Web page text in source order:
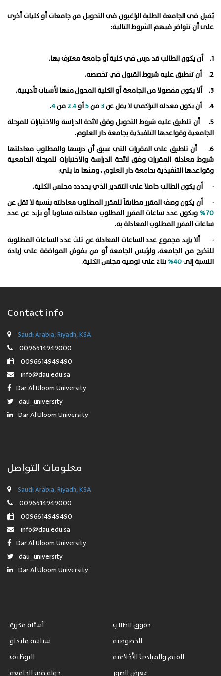
يُقبل في الجامعة الطلبة الراغبون في التحويل من جامعات أو كليات أخرى
على أن تتوافر فيهم الشروط التالية:
1. أن يكون الطالب قد درس في كلية أو جامعة معترف بها.
2. أن تنطبق عليه شروط القبول في تخصصه.
3. ألا يكون مفصولا من الجامعة أو الكلية المحول منها لأسباب تأديبية.
4. أن يكون معدله التراكمي لا يقل عن
3من5أو2.4من4
.
5. أن تنطبق عليه شروط التحويل وفق لائحة الدراسة والاختبارات للمرحلة
الجامعية وقواعدها التنفيذية بجامعة دار العلوم.
6. أن تنطبق على المقررات التي سبق أن درسها والمطلوب معادلتها
شروط معادلة المقررات وفق لائحة الدراسة والاختبارات للمرحلة الجامعية
وقواعدها التنفيذية بجامعة دار العلوم ، ومنها ما يلي:
· أن يكون الطالب حاصلا على التقدير الذي يحدده مجلس الكلية.
· أن يكون وصف المقرر مطابقاً للمقرر المطلوب معادلته بنسبة لا تقل عن
70%
ويكون عدد ساعات المقرر المطلوب معادلته مساويا أو يزيد عن عدد
ساعات المقرر المطلوب المعادلة به.
· ألا يزيد مجموع عدد الساعات المعادلة عن ثلث عدد الساعات المطلوبة
للتخرج من الجامعة، ولرئيس الجامعة أو من يفوض الموافقة على زيادة
النسبة إلى40% بناءً على توصيه مجلس الكلية.
Contact info
Saudi Arabia, Riyadh, KSA
0096614949000
0096614949490
info@dau.edu.sa
Dar Al Uloom University
dau_university
Dar Al Uloom University
معلومات التواصل
Saudi Arabia, Riyadh, KSA
0096614949000
0096614949490
info@dau.edu.sa
Dar Al Uloom University
dau_university
Dar Al Uloom University
أسئلة مكررة
حقوق الطالب
سياسة مايداو
الخصوصية
التوظيف
القيم والمبادئ الأخلاقية
جولة في الجامعة
معرض الصور